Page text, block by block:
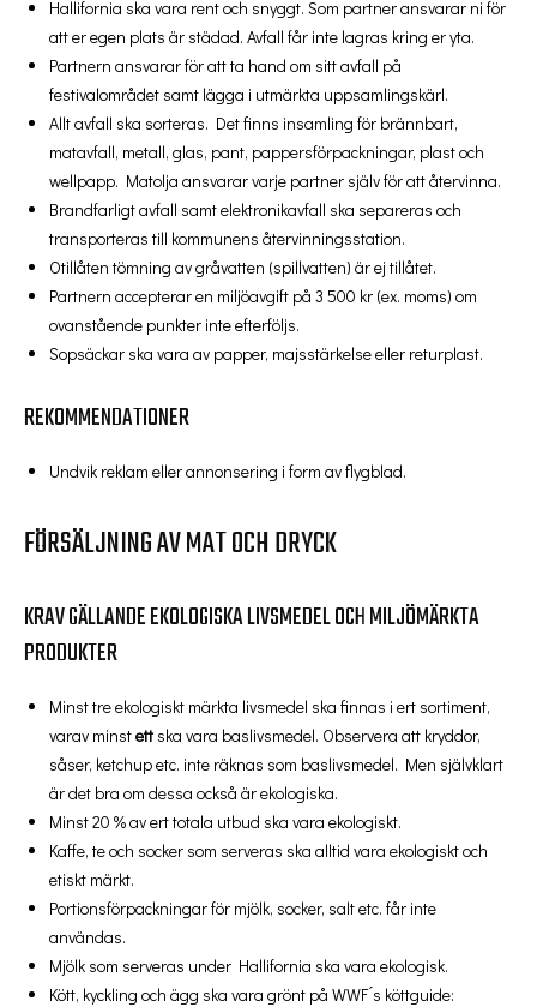
Hallifornia ska vara rent och snyggt. Som partner ansvarar ni för
att er egen plats är städad. Avfall får inte lagras kring er yta.
Partnern ansvarar för att ta hand om sitt avfall på
festivalområdet samt lägga i utmärkta uppsamlingskärl.
Allt avfall ska sorteras. Det finns insamling för brännbart,
matavfall, metall, glas, pant, pappersförpackningar, plast och
wellpapp. Matolja ansvarar varje partner själv för att återvinna.
Brandfarligt avfall samt elektronikavfall ska separeras och
transporteras till kommunens återvinningsstation.
Otillåten tömning av gråvatten (spillvatten) är ej tillåtet.
Partnern accepterar en miljöavgift på 3 500 kr (ex. moms) om
ovanstående punkter inte efterföljs.
Sopsäckar ska vara av papper, majsstärkelse eller returplast.
REKOMMENDATIONER
Undvik reklam eller annonsering i form av flygblad.
FÖRSÄLJNING AV MAT OCH DRYCK
KRAV GÄLLANDE EKOLOGISKA LIVSMEDEL OCH MILJÖMÄRKTA
PRODUKTER
Minst tre ekologiskt märkta livsmedel ska finnas i ert sortiment,
varav minstett ska vara baslivsmedel. Observera att kryddor,
såser, ketchup etc. inte räknas som baslivsmedel. Men självklart
är det bra om dessa också är ekologiska.
Minst 20 % av ert totala utbud ska vara ekologiskt.
Kaffe, te och socker som serveras ska alltid vara ekologiskt och
etiskt märkt.
Portionsförpackningar för mjölk, socker, salt etc. får inte
användas.
Mjölk som serveras under Hallifornia ska vara ekologisk.
Kött, kyckling och ägg ska vara grönt på WWF ́s köttguide: